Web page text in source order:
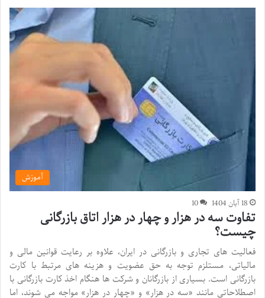
آموزش
18 آبان 1404 10
تفاوت سه در هزار و چهار در هزار اتاق بازرگانی
چیست؟
فعالیت های تجاری و بازرگانی در ایران، علاوه بر رعایت قوانین مالی و
مالیاتی، مستلزم توجه به حق عضویت و هزینه های مرتبط با کارت
بازرگانی است. بسیاری از بازرگانان و شرکت ها هنگام اخذ کارت بازرگانی با
اصطلاحاتی مانند «سه در هزار» و «چهار در هزار» مواجه می شوند، اما